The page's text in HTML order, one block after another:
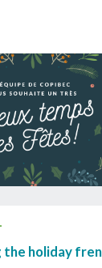
the holiday